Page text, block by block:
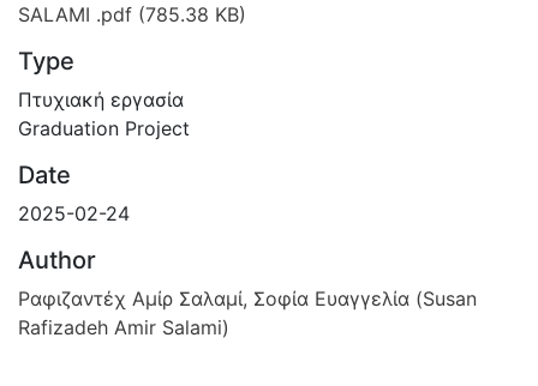
SALAMI .pdf (785.38 KB)
Type
Πτυχιακή εργασία
Graduation Project
Date
2025-02-24
Author
Ραφιζαντέχ Αμίρ Σαλαμί, Σοφία Ευαγγελία (Susan
Rafizadeh Amir Salami)